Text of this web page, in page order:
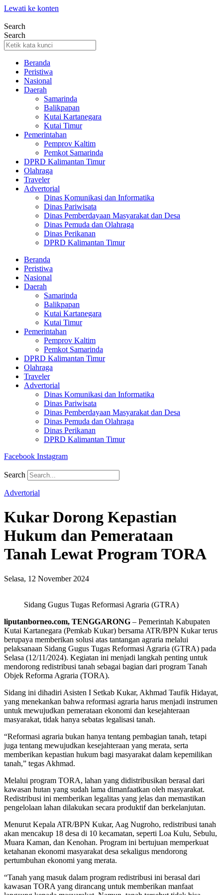
Lewati ke konten
Search
Search
Beranda
Peristiwa
Nasional
Daerah
Samarinda
Balikpapan
Kutai Kartanegara
Kutai Timur
Pemerintahan
Pemprov Kaltim
Pemkot Samarinda
DPRD Kalimantan Timur
Olahraga
Traveler
Advertorial
Dinas Komunikasi dan Informatika
Dinas Pariwisata
Dinas Pemberdayaan Masyarakat dan Desa
Dinas Pemuda dan Olahraga
Dinas Perikanan
DPRD Kalimantan Timur
Beranda
Peristiwa
Nasional
Daerah
Samarinda
Balikpapan
Kutai Kartanegara
Kutai Timur
Pemerintahan
Pemprov Kaltim
Pemkot Samarinda
DPRD Kalimantan Timur
Olahraga
Traveler
Advertorial
Dinas Komunikasi dan Informatika
Dinas Pariwisata
Dinas Pemberdayaan Masyarakat dan Desa
Dinas Pemuda dan Olahraga
Dinas Perikanan
DPRD Kalimantan Timur
Facebook Instagram
Search
Advertorial
Kukar Dorong Kepastian
Hukum dan Pemerataan
Tanah Lewat Program TORA
Selasa, 12 November 2024
Sidang Gugus Tugas Reformasi Agraria (GTRA)
liputanborneo.com, TENGGARONG – Pemerintah Kabupaten
Kutai Kartanegara (Pemkab Kukar) bersama ATR/BPN Kukar terus
berupaya memberikan solusi atas tantangan agraria melalui
pelaksanaan Sidang Gugus Tugas Reformasi Agraria (GTRA) pada
Selasa (12/11/2024). Kegiatan ini menjadi langkah penting untuk
mendorong redistribusi tanah sebagai bagian dari program Tanah
Objek Reforma Agraria (TORA).
Sidang ini dihadiri Asisten I Setkab Kukar, Akhmad Taufik Hidayat,
yang menekankan bahwa reformasi agraria harus menjadi instrumen
untuk mewujudkan pemerataan ekonomi dan kesejahteraan
masyarakat, tidak hanya sebatas legalisasi tanah.
“Reformasi agraria bukan hanya tentang pembagian tanah, tetapi
juga tentang mewujudkan kesejahteraan yang merata, serta
memberikan kepastian hukum bagi masyarakat dalam kepemilikan
tanah,” tegas Akhmad.
Melalui program TORA, lahan yang didistribusikan berasal dari
kawasan hutan yang sudah lama dimanfaatkan oleh masyarakat.
Redistribusi ini memberikan legalitas yang jelas dan memastikan
pengelolaan lahan dilakukan secara produktif dan berkelanjutan.
Menurut Kepala ATR/BPN Kukar, Aag Nugroho, redistribusi tanah
akan mencakup 18 desa di 10 kecamatan, seperti Loa Kulu, Sebulu,
Muara Kaman, dan Kenohan. Program ini bertujuan memperkuat
ketahanan ekonomi masyarakat desa sekaligus mendorong
pertumbuhan ekonomi yang merata.
“Tanah yang masuk dalam program redistribusi ini berasal dari
kawasan TORA yang dirancang untuk memberikan manfaat